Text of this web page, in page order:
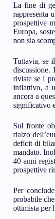
La fine di
rappresenta
prospettive
Europa,
non sia
Tuttavia, se
discussione.
riviste se i
inflattivo, a
ancora a
significativo
Sul fronte
rialzo
deficit di
mandato.
40 anni
prospettive
Per
probabile
ottimista per